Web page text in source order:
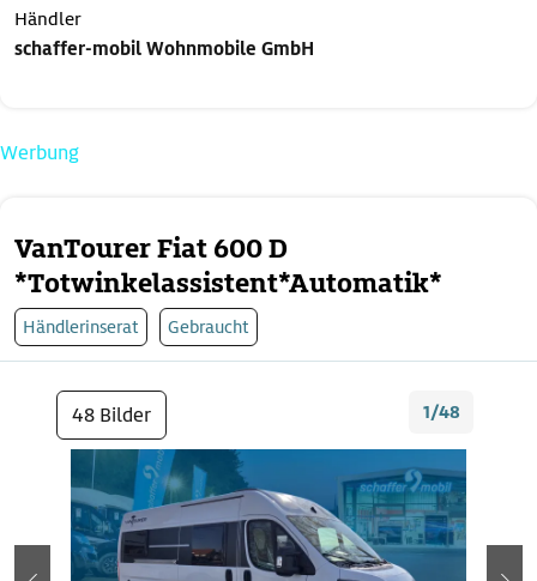
VanTourer Fiat 600 D
*Totwinkelassistent*Automatik*
Händlerinserat Gebraucht
48 Bilder 1/48
Händler
schaffer-mobil Wohnmobile GmbH
Werbung